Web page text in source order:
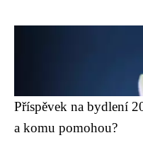
Příspěvek na bydlení
a komu pomohou?